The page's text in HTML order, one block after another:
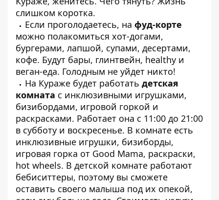
слишком коротка.
Если проголодаетесь, на фуд-корте
можно полакомиться хот-догами,
бургерами, лапшой, супами, десертами,
кофе. Будут бары, глинтвейн, healthy и
веган-еда. Голодным не уйдет никто!
На Кураже будет работать детская
комната с инклюзивными игрушками,
бизибордами, игровой горкой и
раскрасками. Работает она с 11:00 до 21:00
в субботу и воскресенье. В комнате есть
инклюзивные игрушки, бизиборды,
игровая горка от Good Mama, раскраски,
hot wheels. В детской комнате работают
бебиситтеры, поэтому вы сможете
оставить своего малыша под их опекой,